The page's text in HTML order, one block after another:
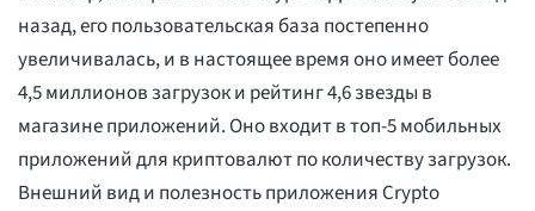
назад, его пользовательская база постепенно
увеличивалась, и в настоящее время оно имеет более
4,5 миллионов загрузок и рейтинг 4,6 звезды в
магазине приложений. Оно входит в топ-5 мобильных
приложений для криптовалют по количеству загрузок.
Внешний вид и полезность приложения Crypto